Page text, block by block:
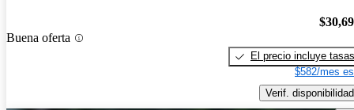
Buena oferta
El precio incluye tasas
$582/mes
Verif. disponibilidad